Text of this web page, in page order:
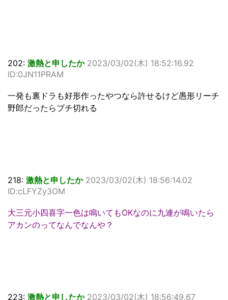
202: 激熱と申したか 2023/03/02(木) 18:52:16.92
ID:0JN11PRAM
一発も裏ドラも好形作ったやつなら許せるけど愚形リーチ
野郎だったらブチ切れる
218: 激熱と申したか 2023/03/02(木) 18:56:14.02
ID:cLFYZy3OM
大三元小四喜字一色は鳴いてもOKなのに九連が鳴いたら
アカンのってなんでなんや？
223: 激熱と申したか 2023/03/02(木) 18:56:49.67